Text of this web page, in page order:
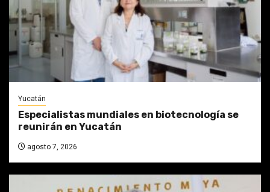
Yucatán
Especialistas mundiales en biotecnología se
reunirán en Yucatán
agosto 7, 2026